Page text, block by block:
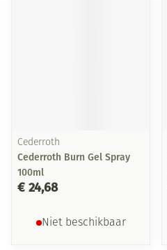
Cederroth
Cederroth Burn Gel Spray
100ml
€ 24,68
Niet beschikbaar